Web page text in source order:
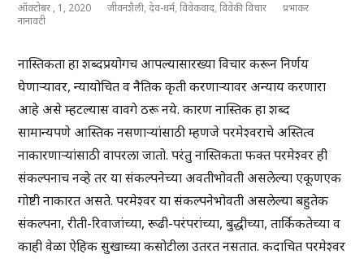
ऑक्टोबर , 1, 2020 जीवनशैली,देव-धर्म,विवेकवाद,विवेकी विचार
प्रभाकर
नानावटी
नास्तिकता हा शब्दप्रयोगच आपल्यासारख्या विचार करून निर्णय
घेणाऱ्यावर, न्यायोचित व नैतिक कृती करणाऱ्यावर अन्याय करणारा
आहे असे म्हटल्यास वावगे ठरू नये. कारण नास्तिक हा शब्द
सामान्यपणे आस्तिक नसणाऱ्यांसाठी म्हणजे परमेश्वराचे अस्तित्व
नाकारणाऱ्यांसाठी वापरला जातो. परंतु नास्तिकता फक्त परमेश्वर ही
संकल्पनाच नव्हे तर या संकल्पनेच्या अवतीभोवती असलेल्या एकूणएक
गोष्टी नाकारत असते. परमेश्वर या संकल्पनेभोवती असलेल्या बहुतेक
संकल्पना, रीती-रिवाजांच्या, रूढी-परंपरांच्या, बुद्धीच्या, तार्किकतेच्या व
काही वेळा ऐहिक सुखाच्या कसोटीला उतरत नसतात. कदाचित परमेश्वर